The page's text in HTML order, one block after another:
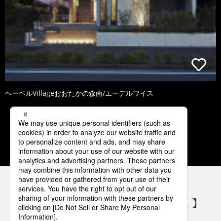
ヘーベルVillageおおたかの森南/エーデルワイス
1 2 3 4 5
パナソニックの電気設備 SNSアカウント